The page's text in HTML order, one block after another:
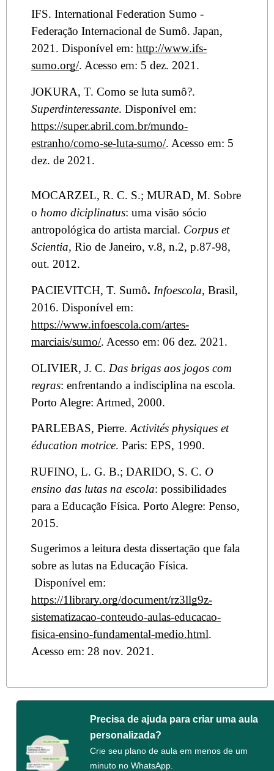
IFS. International Federation Sumo -
Federação Internacional de Sumô. Japan,
2021. Disponível em: http://www.ifs-
sumo.org/. Acesso em: 5 dez. 2021.
JOKURA, T. Como se luta sumô?.
Superdinteressante. Disponível em:
https://super.abril.com.br/mundo-
estranho/como-se-luta-sumo/. Acesso em: 5
dez. de 2021.
MOCARZEL, R. C. S.; MURAD, M. Sobre
o homo diciplinatus: uma visão sócio
antropológica do artista marcial. Corpus et
Scientia, Rio de Janeiro, v.8, n.2, p.87-98,
out. 2012.
PACIEVITCH, T. Sumô. Infoescola, Brasil,
2016. Disponível em:
https://www.infoescola.com/artes-
marciais/sumo/. Acesso em: 06 dez. 2021.
OLIVIER, J. C. Das brigas aos jogos com
regras: enfrentando a indisciplina na escola.
Porto Alegre: Artmed, 2000.
PARLEBAS, Pierre.Activités physiques et
éducation motrice. Paris: EPS, 1990.
RUFINO, L. G. B.; DARIDO, S. C. O
ensino das lutas na escola: possibilidades
para a Educação Física. Porto Alegre: Penso,
2015.
Sugerimos a leitura desta dissertação que fala
sobre as lutas na Educação Física.
Disponível em:
https://1library.org/document/rz3llg9z-
sistematizacao-conteudo-aulas-educacao-
fisica-ensino-fundamental-medio.html.
Acesso em: 28 nov. 2021.
Precisa de ajuda para criar uma aula
personalizada?
Crie seu plano de aula em menos de um
minuto no WhatsApp.